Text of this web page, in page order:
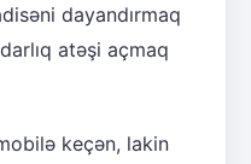
dayandırmaq
atəşi açmaq
keçən, lakin